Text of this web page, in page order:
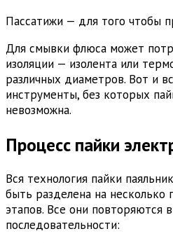
Пассатижи — для того чтобы
Для смывки флюса может
изоляции — изолента или
различных диаметров. Вот и
инструменты, без которых
невозможна.
Процесс пайки
Вся технология пайки
быть разделена на несколько
этапов. Все они повторяются
последовательности: